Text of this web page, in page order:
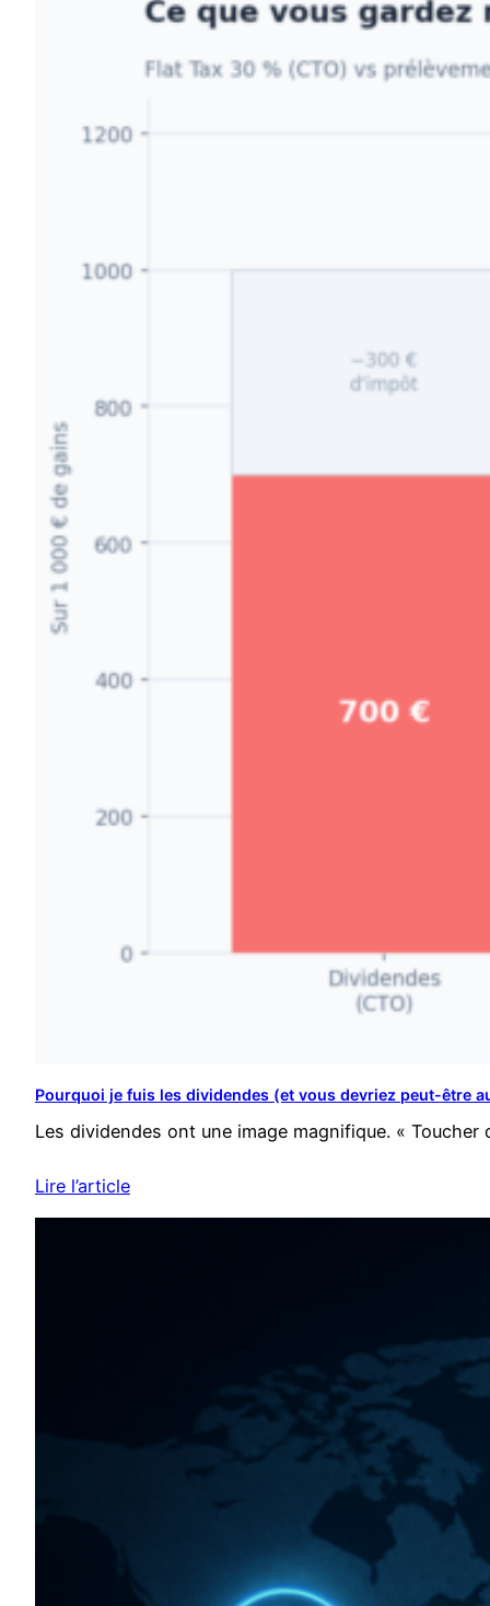
Pourquoi je fuis les dividendes (et vous devriez peut-être
Les dividendes ont une image magnifique. «
Lire l’article